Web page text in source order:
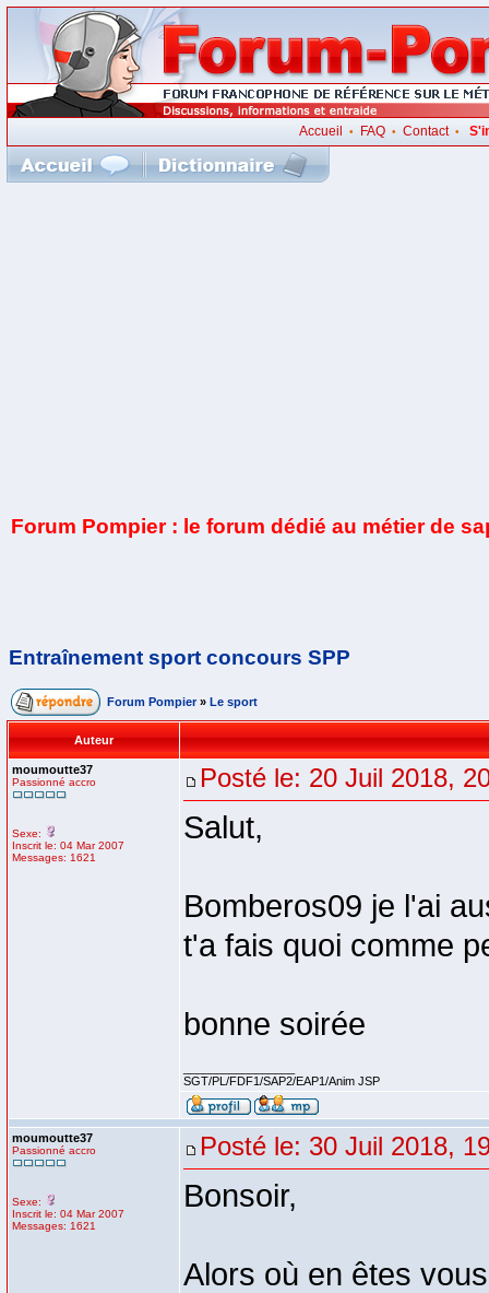
Accueil • FAQ• Contact•
Forum Pompier : le forum dédié au métier de
Entraînement sport concours SPP
Forum Pompier » Le sport
Auteur
moumoutte37
Passionné accro
Sexe:
Inscrit le: 04 Mar 2007
Messages: 1621
Posté le: 20 Juil 2018,
Salut,
Bomberos09 je l'ai
t'a fais quoi comme
bonne soirée
SGT/PL/FDF1/SAP2/EAP1/Anim JSP
moumoutte37
Passionné accro
Sexe:
Inscrit le: 04 Mar 2007
Messages: 1621
Posté le: 30 Juil 2018,
Bonsoir,
Alors où en êtes